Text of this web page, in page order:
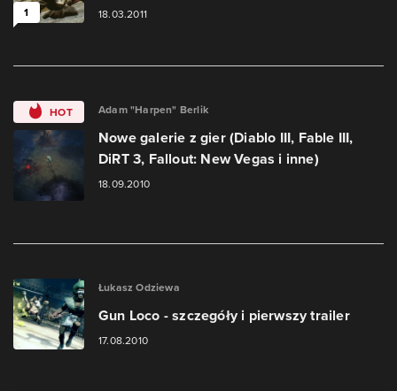
1 18.03.2011
HOT Adam "Harpen" Berlik
Nowe galerie z gier (Diablo III, Fable III,
DiRT 3, Fallout: New Vegas i inne)
18.09.2010
Łukasz Odziewa
Gun Loco - szczegóły i pierwszy trailer
17.08.2010